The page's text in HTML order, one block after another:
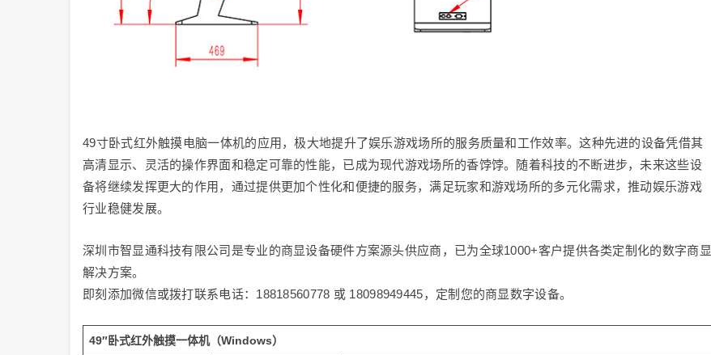
49寸卧式红外触摸电脑一体机的应用，极大地提升了娱乐游戏场所的服务质量和工作效率。这种先进的设备凭借其
高清显示、灵活的操作界面和稳定可靠的性能，已成为现代游戏场所的香饽饽。随着科技的不断进步，未来这些设
备将继续发挥更大的作用，通过提供更加个性化和便捷的服务，满足玩家和游戏场所的多元化需求，推动娱乐游戏
行业稳健发展。
深圳市智显通科技有限公司是专业的商显设备硬件方案源头供应商，已为全球1000+客户提供各类定制化的数字商显
解决方案。
即刻添加微信或拨打联系电话：18818560778 或 18098949445，定制您的商显数字设备。
49″卧式红外触摸一体机（Windows）